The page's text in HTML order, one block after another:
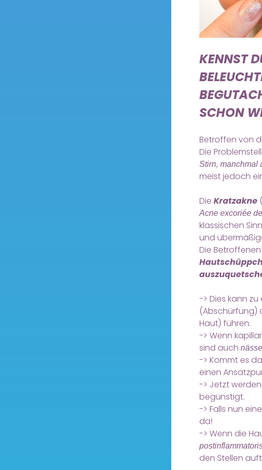
KENNST
CHON
Betroffen von
Die
Stirn, manchmal
meist jedoch
Die Kratzakne
Acne excoriée
klassischen
und
Die
-> Dies kann
(Abschürfung)
Haut) führen.
-> Wenn
sind auch
-> Kommt es
einen
-> Jetzt
begünstigt.
-> Falls nun
da!
-> Wenn die
den Stellen